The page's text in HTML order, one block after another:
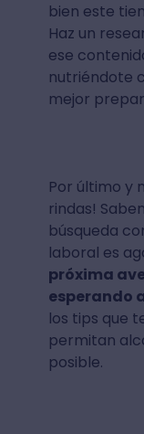
bien este
Haz un
ese
nutriéndote
mejor
Por último y
rindas!
búsqueda
laboral es
próxima
esperando
los tips que
permitan
posible.